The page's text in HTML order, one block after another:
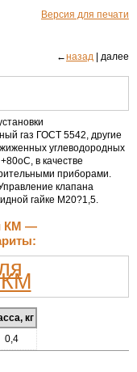
Версия для печати
←назад | далее
газ ГОСТ 5542, другие
углеводородных
в качестве
приборами.
клапана
гайке М20?1,5.
КМ —
кг
0,4